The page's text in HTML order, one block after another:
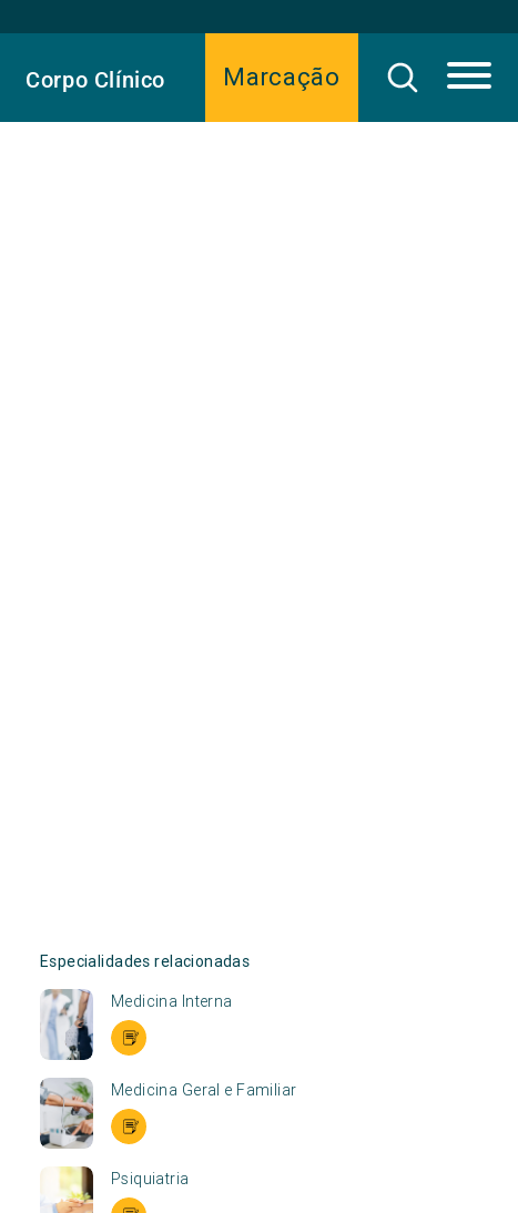
Marcação
Corpo Clínico
Especialidades relacionadas
Medicina Interna
Medicina Geral e Familiar
Psiquiatria